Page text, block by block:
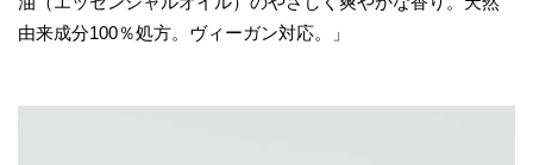
由来成分100％処方。ヴィーガン対応。」